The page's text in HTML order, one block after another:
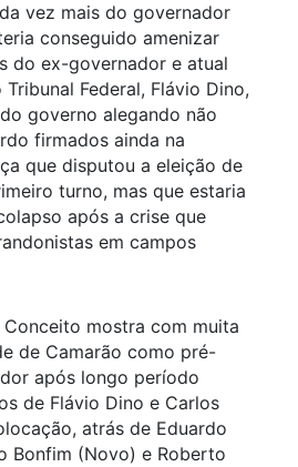
vez mais do governador
conseguido amenizar
do ex-governador e atual
Federal, Flávio Dino,
governo alegando não
firmados ainda na
que disputou a eleição de
turno, mas que estaria
após a crise que
em campos
mostra com muita
de Camarão como pré-
após longo período
de Flávio Dino e Carlos
atrás de Eduardo
Bonfim (Novo) e Roberto